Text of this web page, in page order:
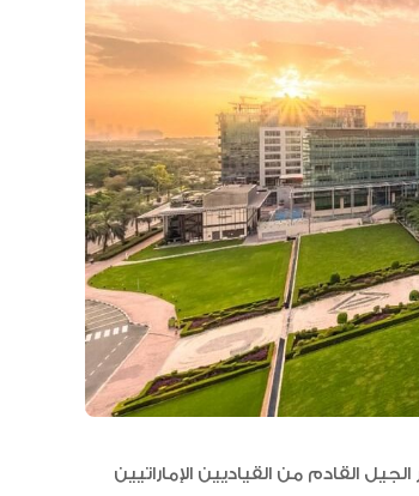
القادم من القياديين الإماراتيين
مجلس الأعمال الإماراتي الهندي:
العلاقات الاقتصادية والاستثمارية بين
البلدين تشهد نموا متسارعا